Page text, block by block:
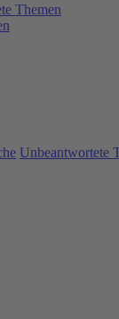
Themen
Unbeantwortete